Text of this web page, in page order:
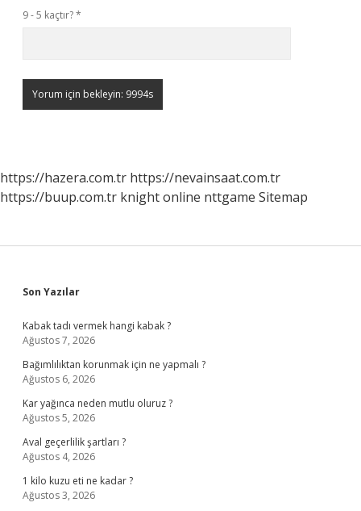
9 - 5 kaçtır?*
https://hazera.com.tr https://nevainsaat.com.tr
https://buup.com.tr knight online nttgame Sitemap
Sidebar
Son Yazılar
Kabak tadı vermek hangi kabak ?
Ağustos 7, 2026
Bağımlılıktan korunmak için ne yapmalı ?
Ağustos 6, 2026
Kar yağınca neden mutlu oluruz ?
Ağustos 5, 2026
Aval geçerlilik şartları ?
Ağustos 4, 2026
1 kilo kuzu eti ne kadar ?
Ağustos 3, 2026